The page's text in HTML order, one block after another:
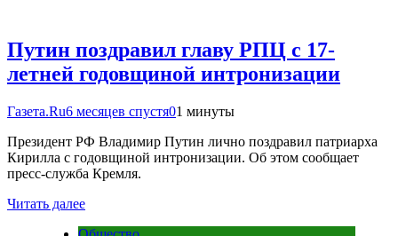
Путин поздравил главу РПЦ с 17-
летней годовщиной интронизации
Газета.Ru6 месяцев спустя01 минуты
Президент РФ Владимир Путин лично поздравил патриарха
Кирилла с годовщиной интронизации. Об этом сообщает
пресс-служба Кремля.
Читать далее